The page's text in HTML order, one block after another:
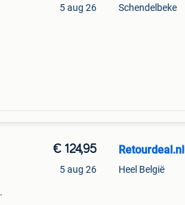
5 aug 26 Schendelbeke
€ 124,95
5 aug 26
Retourdeal.nl
Heel België